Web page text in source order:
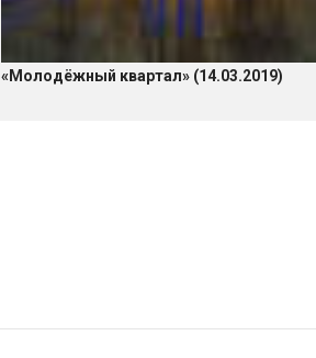
«Молодёжный квартал» (14.03.2019)